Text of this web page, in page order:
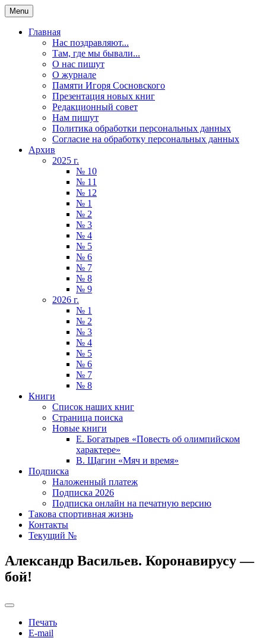
Menu
Главная
Нас поздравляют...
Там, где мы бывали...
О нас пишут
О журнале
Памяти Игоря Сосновского
Презентация новых книг
Редакционный совет
Нам пишут
Политика обработки персональных данных
Согласие на обработку персональных данных
Архив
2025 г.
№ 10
№ 11
№ 12
№ 1
№ 2
№ 3
№ 4
№ 5
№ 6
№ 7
№ 8
№ 9
2026 г.
№ 1
№ 2
№ 3
№ 4
№ 5
№ 6
№ 7
№ 8
Книги
Список наших книг
Страница поиска
Новые книги
Е. Богатырев «Повесть об олимпийском
характере»
В. Щагин «Мяч и время»
Подписка
Наложенный платеж
Подписка 2026
Подписка онлайн на печатную версию
Такова спортивная жизнь
Контакты
Текущий №
Александр Васильев. Коронавирусу —
бой!
Печать
E-mail